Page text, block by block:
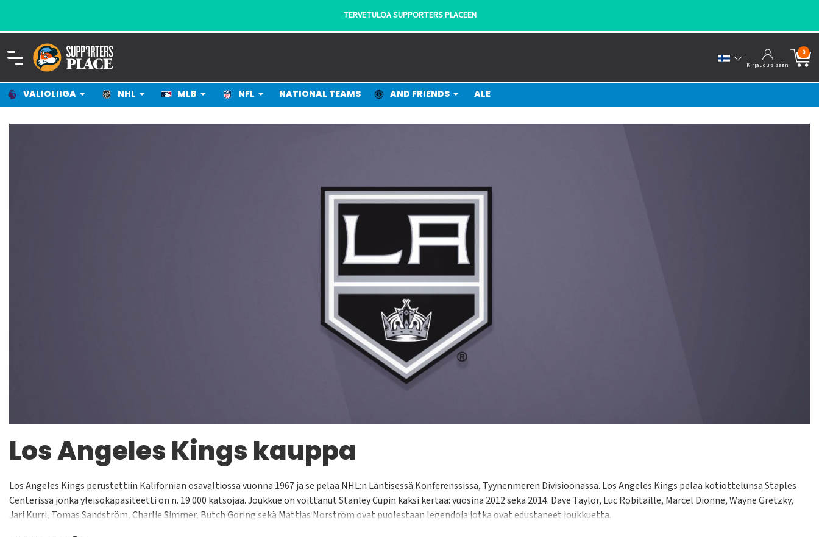
- KANNATTAJILTA KANNATTAJILLE!
Kirjaudu sisään
0
VALIOLIIGA NHL MLB NFL NATIONAL TEAMS AND FRIENDS ALE
Los Angeles Kings kauppa
Los Angeles Kings perustettiin Kalifornian osavaltiossa vuonna 1967 ja se pelaa NHL:n Läntisessä Konferenssissa, Tyynenmeren Divisioonassa. Los Angeles Kings pelaa kotiottelunsa Staples
Centerissä jonka yleisökapasiteetti on n. 19 000 katsojaa. Joukkue on voittanut Stanley Cupin kaksi kertaa: vuosina 2012 sekä 2014. Dave Taylor, Luc Robitaille, Marcel Dionne, Wayne Gretzky,
Jari Kurri, Tomas Sandström, Charlie Simmer, Butch Goring sekä Mattias Norström ovat puolestaan legendoja jotka ovat edustaneet joukkuetta.